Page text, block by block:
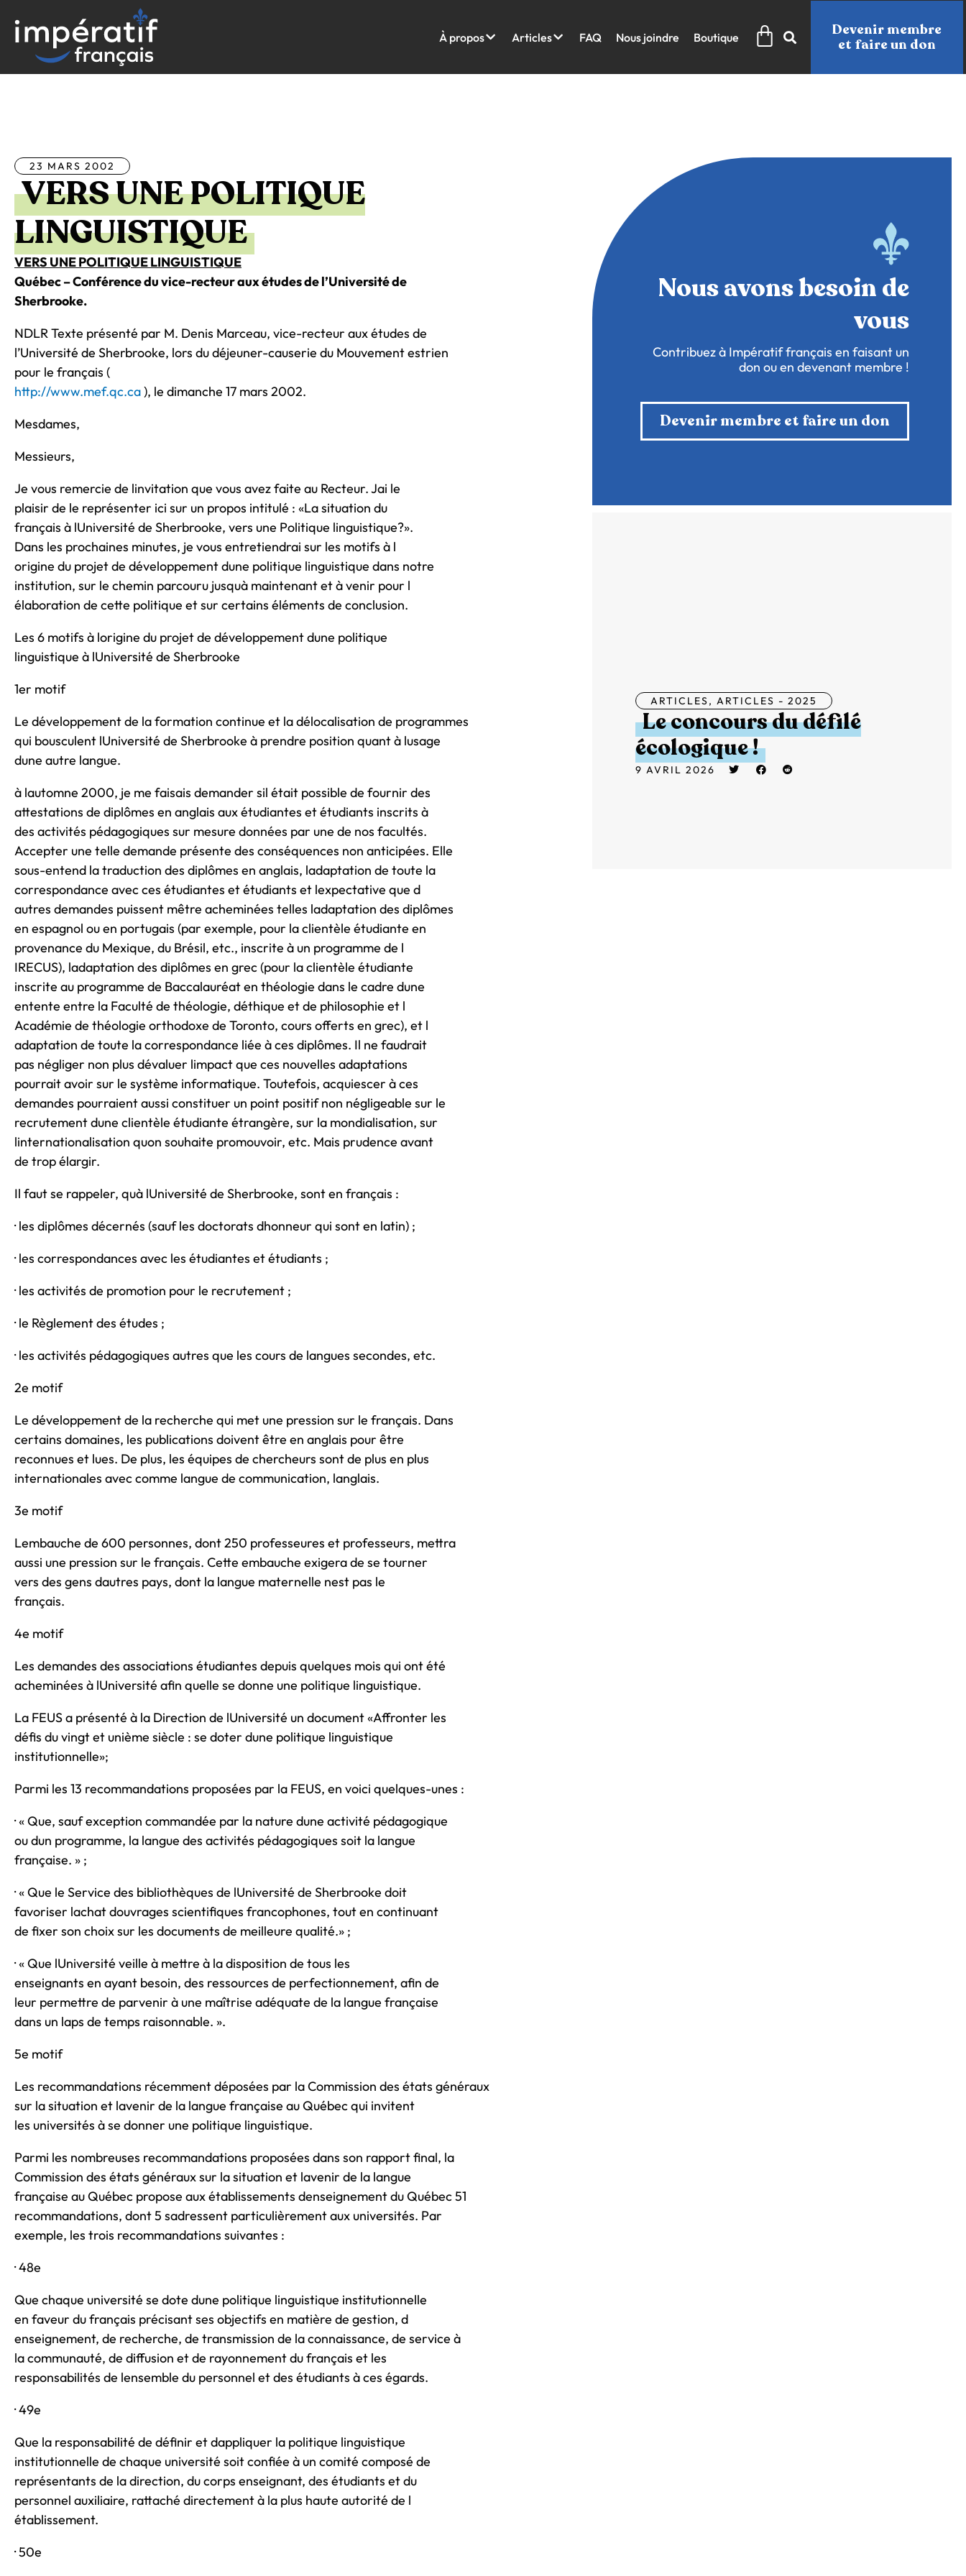
contenu
À propos Articles FAQ Nous joindre Boutique Panier
Devenir membre
et faire un don
23 MARS 2002
VERS UNE POLITIQUE
LINGUISTIQUE
VERS UNE POLITIQUE LINGUISTIQUE
Québec – Conférence du vice-recteur aux études de l’Université de
Sherbrooke.
NDLR Texte présenté par M. Denis Marceau, vice-recteur aux études de
l’Université de Sherbrooke, lors du déjeuner-causerie du Mouvement estrien
pour le français (
http://www.mef.qc.ca), le dimanche 17 mars 2002.
Mesdames,
Messieurs,
Je vous remercie de linvitation que vous avez faite au Recteur. Jai le
plaisir de le représenter ici sur un propos intitulé : «La situation du
français à lUniversité de Sherbrooke, vers une Politique linguistique?».
Dans les prochaines minutes, je vous entretiendrai sur les motifs à l
origine du projet de développement dune politique linguistique dans notre
institution, sur le chemin parcouru jusquà maintenant et à venir pour l
élaboration de cette politique et sur certains éléments de conclusion.
Les 6 motifs à lorigine du projet de développement dune politique
linguistique à lUniversité de Sherbrooke
1er motif
Le développement de la formation continue et la délocalisation de programmes
qui bousculent lUniversité de Sherbrooke à prendre position quant à lusage
dune autre langue.
à lautomne 2000, je me faisais demander sil était possible de fournir des
attestations de diplômes en anglais aux étudiantes et étudiants inscrits à
des activités pédagogiques sur mesure données par une de nos facultés.
Accepter une telle demande présente des conséquences non anticipées. Elle
sous-entend la traduction des diplômes en anglais, ladaptation de toute la
correspondance avec ces étudiantes et étudiants et lexpectative que d
autres demandes puissent mêtre acheminées telles ladaptation des diplômes
en espagnol ou en portugais (par exemple, pour la clientèle étudiante en
provenance du Mexique, du Brésil, etc., inscrite à un programme de l
IRECUS), ladaptation des diplômes en grec (pour la clientèle étudiante
inscrite au programme de Baccalauréat en théologie dans le cadre dune
entente entre la Faculté de théologie, déthique et de philosophie et l
Académie de théologie orthodoxe de Toronto, cours offerts en grec), et l
adaptation de toute la correspondance liée à ces diplômes. Il ne faudrait
pas négliger non plus dévaluer limpact que ces nouvelles adaptations
pourrait avoir sur le système informatique. Toutefois, acquiescer à ces
demandes pourraient aussi constituer un point positif non négligeable sur le
recrutement dune clientèle étudiante étrangère, sur la mondialisation, sur
linternationalisation quon souhaite promouvoir, etc. Mais prudence avant
de trop élargir.
Il faut se rappeler, quà lUniversité de Sherbrooke, sont en français :
· les diplômes décernés (sauf les doctorats dhonneur qui sont en latin) ;
· les correspondances avec les étudiantes et étudiants ;
· les activités de promotion pour le recrutement ;
· le Règlement des études ;
· les activités pédagogiques autres que les cours de langues secondes, etc.
2e motif
Le développement de la recherche qui met une pression sur le français. Dans
certains domaines, les publications doivent être en anglais pour être
reconnues et lues. De plus, les équipes de chercheurs sont de plus en plus
internationales avec comme langue de communication, langlais.
3e motif
Lembauche de 600 personnes, dont 250 professeures et professeurs, mettra
aussi une pression sur le français. Cette embauche exigera de se tourner
vers des gens dautres pays, dont la langue maternelle nest pas le
français.
4e motif
Les demandes des associations étudiantes depuis quelques mois qui ont été
acheminées à lUniversité afin quelle se donne une politique linguistique.
La FEUS a présenté à la Direction de lUniversité un document «Affronter les
défis du vingt et unième siècle : se doter dune politique linguistique
institutionnelle»;
Parmi les 13 recommandations proposées par la FEUS, en voici quelques-unes :
· « Que, sauf exception commandée par la nature dune activité pédagogique
ou dun programme, la langue des activités pédagogiques soit la langue
française. » ;
· « Que le Service des bibliothèques de lUniversité de Sherbrooke doit
favoriser lachat douvrages scientifiques francophones, tout en continuant
de fixer son choix sur les documents de meilleure qualité.» ;
· « Que lUniversité veille à mettre à la disposition de tous les
enseignants en ayant besoin, des ressources de perfectionnement, afin de
leur permettre de parvenir à une maîtrise adéquate de la langue française
dans un laps de temps raisonnable. ».
5e motif
Les recommandations récemment déposées par la Commission des états généraux
sur la situation et lavenir de la langue française au Québec qui invitent
les universités à se donner une politique linguistique.
Parmi les nombreuses recommandations proposées dans son rapport final, la
Commission des états généraux sur la situation et lavenir de la langue
française au Québec propose aux établissements denseignement du Québec 51
recommandations, dont 5 sadressent particulièrement aux universités. Par
exemple, les trois recommandations suivantes :
· 48e
Que chaque université se dote dune politique linguistique institutionnelle
en faveur du français précisant ses objectifs en matière de gestion, d
enseignement, de recherche, de transmission de la connaissance, de service à
la communauté, de diffusion et de rayonnement du français et les
responsabilités de lensemble du personnel et des étudiants à ces égards.
· 49e
Que la responsabilité de définir et dappliquer la politique linguistique
institutionnelle de chaque université soit confiée à un comité composé de
représentants de la direction, du corps enseignant, des étudiants et du
personnel auxiliaire, rattaché directement à la plus haute autorité de l
établissement.
· 50e
Nous avons besoin de
vous
Contribuez à Impératif français en faisant un
don ou en devenant membre !
Devenir membre et faire un don
ARTICLES, ARTICLES - 2025
Le concours du défilé
écologique !
9 AVRIL 2026